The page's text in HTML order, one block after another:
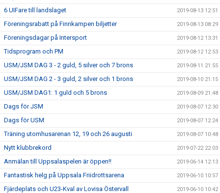
6 UIFare till landslaget 2019-08-13 12:51
Föreningsrabatt på Finnkampen biljetter 2019-08-13 08:29
Föreningsdagar på Intersport 2019-08-12 13:31
Tidsprogram och PM 2019-08-12 12:53
USM/JSM DAG 3 - 2 guld, 5 silver och 7 brons 2019-08-11 21:55
USM/JSM DAG 2 - 3 guld, 2 silver och 1 brons 2019-08-10 21:15
USM/JSM DAG1: 1 guld och 5 brons 2019-08-09 21:48
Dags för JSM 2019-08-07 12:30
Dags för USM 2019-08-07 12:24
Träning utomhusarenan 12, 19 och 26 augusti 2019-08-07 10:48
Nytt klubbrekord 2019-07-22 22:03
Anmälan till Uppsalaspelen är öppen!! 2019-06-14 12:13
Fantastisk helg på Uppsala Friidrottsarena 2019-06-10 10:57
Fjärdeplats och U23-Kval av Lovisa Östervall 2019-06-10 10:42